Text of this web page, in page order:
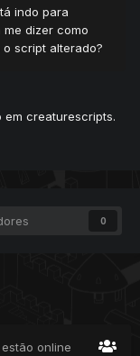
indo para
dizer como
script alterado?
em creaturescripts.
0
online